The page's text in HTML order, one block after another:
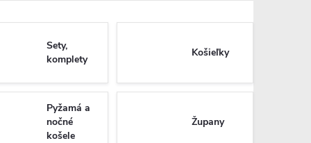
Sety,
komplety
Košieľky
Pyžamá a
nočné
košele
Župany